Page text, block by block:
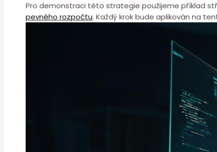
Pro demonstraci této strategie použijeme příklad
pevného rozpočtu. Každý ⁢krok bude aplikován na